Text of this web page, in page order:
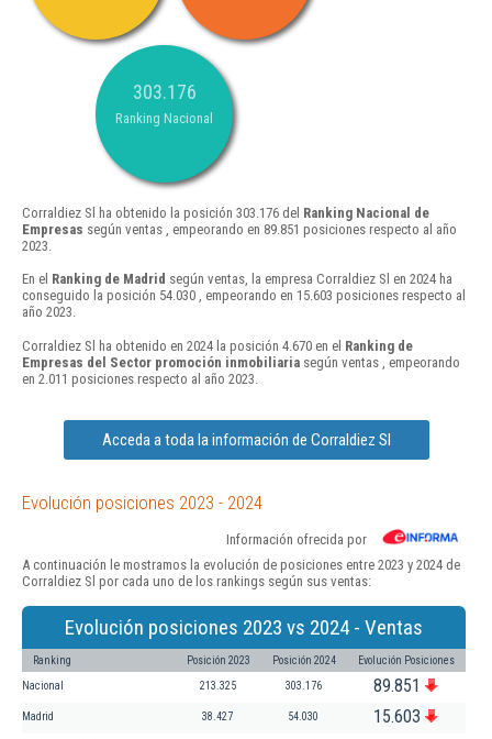
303.176
Ranking Nacional
Corraldiez Sl ha obtenido la posición 303.176 del Ranking Nacional de
Empresas según ventas , empeorando en 89.851 posiciones respecto al año
2023.
En el Ranking de Madrid según ventas, la empresa Corraldiez Sl en 2024 ha
conseguido la posición 54.030 , empeorando en 15.603 posiciones respecto al
año 2023.
Corraldiez Sl ha obtenido en 2024 la posición 4.670 en el Ranking de
Empresas del Sector promoción inmobiliaria según ventas , empeorando
en 2.011 posiciones respecto al año 2023.
Acceda a toda la información de Corraldiez Sl
Evolución posiciones 2023 - 2024
Información ofrecida por
A continuación le mostramos la evolución de posiciones entre 2023 y 2024 de
Corraldiez Sl por cada uno de los rankings según sus ventas:
Evolución posiciones 2023 vs 2024 - Ventas
Ranking Posición 2023 Posición 2024 Evolución Posiciones
Nacional 213.325 303.176 89.851
Madrid 38.427 54.030 15.603